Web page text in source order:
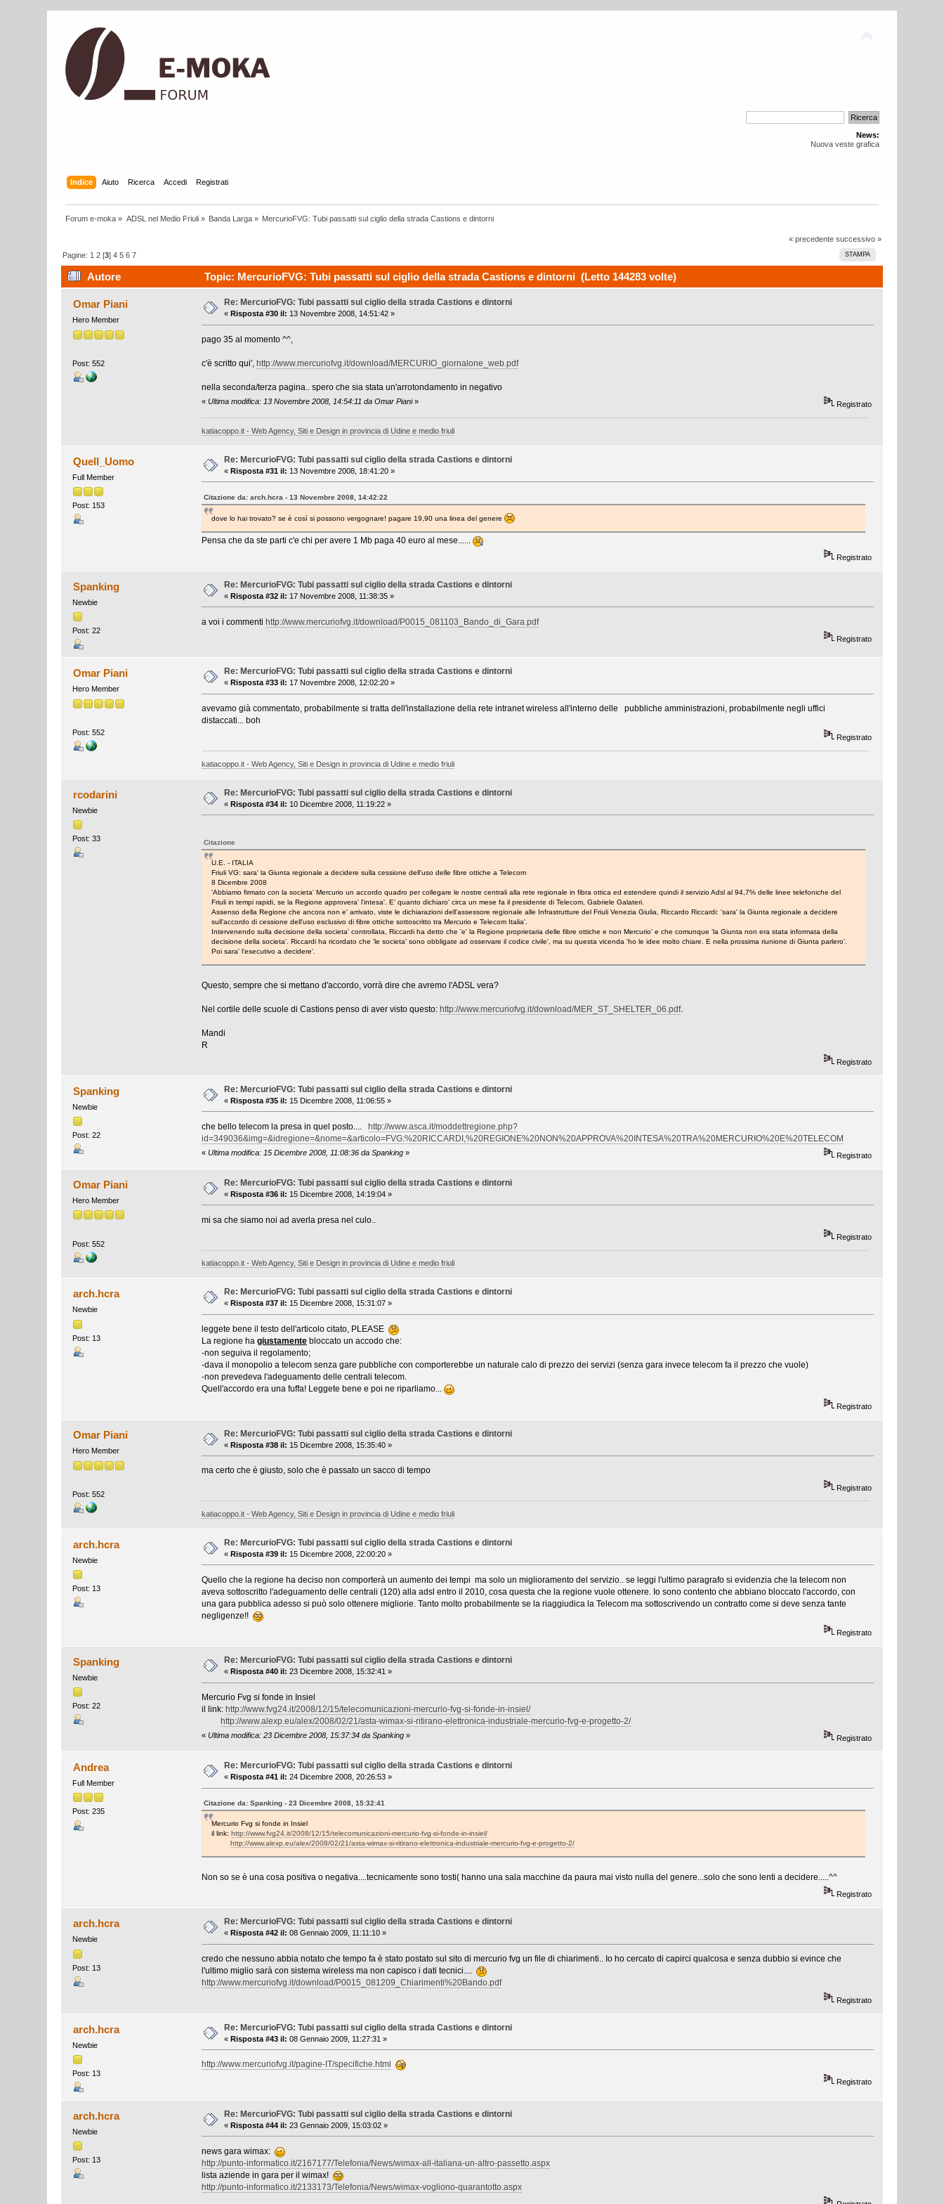
News:
Nuova veste grafica
Indice Aiuto Ricerca Accedi Registrati
Forum e-moka » ADSL nel Medio Friuli» Banda Larga » MercurioFVG: Tubi passatti sul ciglio della strada Castions e dintorni
« precedente successivo »
STAMPA
Pagine: 1 2 [3]4 5 6 7
Autore Topic: MercurioFVG: Tubi passatti sul ciglio della strada Castions e dintorni (Letto 144283 volte)
Omar Piani
Hero Member
Post: 552
Re: MercurioFVG: Tubi passatti sul ciglio della strada Castions e dintorni
« Risposta #30 il: 13 Novembre 2008, 14:51:42 »
pago 35 al momento ^^,
c'è scritto qui', http://www.mercuriofvg.it/download/MERCURIO_giornalone_web.pdf
nella seconda/terza pagina.. spero che sia stata un'arrotondamento in negativo
« Ultima modifica: 13 Novembre 2008, 14:54:11 da Omar Piani» Registrato
katiacoppo.it - Web Agency, Siti e Design in provincia di Udine e medio friuli
Quell_Uomo
Full Member
Post: 153
Re: MercurioFVG: Tubi passatti sul ciglio della strada Castions e dintorni
«Risposta #31 il: 13 Novembre 2008, 18:41:20 »
Citazione da: arch.hcra - 13 Novembre 2008, 14:42:22
dove lo hai trovato? se è così si possono vergognare! pagare 19,90 una linea del genere
Pensa che da ste parti c'e chi per avere 1 Mb paga 40 euro al mese......
Registrato
Spanking
Newbie
Post: 22
Re: MercurioFVG: Tubi passatti sul ciglio della strada Castions e dintorni
«Risposta #32 il: 17 Novembre 2008, 11:38:35 »
a voi i commenti http://www.mercuriofvg.it/download/P0015_081103_Bando_di_Gara.pdf
Registrato
Omar Piani
Hero Member
Post: 552
Re: MercurioFVG: Tubi passatti sul ciglio della strada Castions e dintorni
« Risposta #33 il: 17 Novembre 2008, 12:02:20 »
avevamo già commentato, probabilmente si tratta dell'installazione della rete intranet wireless all'interno delle pubbliche amministrazioni, probabilmente negli uffici
distaccati... boh
Registrato
katiacoppo.it - Web Agency, Siti e Design in provincia di Udine e medio friuli
rcodarini
Newbie
Post: 33
Re: MercurioFVG: Tubi passatti sul ciglio della strada Castions e dintorni
«Risposta #34 il: 10 Dicembre 2008, 11:19:22 »
Citazione
U.E. - ITALIA
Friuli VG: sara' la Giunta regionale a decidere sulla cessione dell'uso delle fibre ottiche a Telecom
8 Dicembre 2008
'Abbiamo firmato con la societa' Mercurio un accordo quadro per collegare le nostre centrali alla rete regionale in fibra ottica ed estendere quindi il servizio Adsl al 94,7% delle linee telefoniche del
Friuli in tempi rapidi, se la Regione approvera' l'intesa'. E' quanto dichiaro' circa un mese fa il presidente di Telecom, Gabriele Galateri.
Assenso della Regione che ancora non e' arrivato, viste le dichiarazioni dell'assessore regionale alle Infrastrutture del Friuli Venezia Giulia, Riccardo Riccardi: 'sara' la Giunta regionale a decidere
sull'accordo di cessione dell'uso esclusivo di fibre ottiche sottoscritto tra Mercurio e Telecom Italia'.
Intervenendo sulla decisione della societa' controllata, Riccardi ha detto che 'e' la Regione proprietaria delle fibre ottiche e non Mercurio' e che comunque 'la Giunta non era stata informata della
decisione della societa'. Riccardi ha ricordato che 'le societa' sono obbligate ad osservare il codice civile', ma su questa vicenda 'ho le idee molto chiare. E nella prossima riunione di Giunta parlero'.
Poi sara' l'esecutivo a decidere'.
Questo, sempre che si mettano d'accordo, vorrà dire che avremo l'ADSL vera?
Nel cortile delle scuole di Castions penso di aver visto questo: http://www.mercuriofvg.it/download/MER_ST_SHELTER_06.pdf.
Mandi
R
Registrato
Spanking
Newbie
Post: 22
Re: MercurioFVG: Tubi passatti sul ciglio della strada Castions e dintorni
«Risposta #35 il: 15 Dicembre 2008, 11:06:55 »
che bello telecom la presa in quel posto.... http://www.asca.it/moddettregione.php?
id=349036&img=&idregione=&nome=&articolo=FVG:%20RICCARDI,%20REGIONE%20NON%20APPROVA%20INTESA%20TRA%20MERCURIO%20E%20TELECOM
« Ultima modifica: 15 Dicembre 2008, 11:08:36 da Spanking» Registrato
Omar Piani
Hero Member
Post: 552
Re: MercurioFVG: Tubi passatti sul ciglio della strada Castions e dintorni
«Risposta #36 il: 15 Dicembre 2008, 14:19:04 »
mi sa che siamo noi ad averla presa nel culo..
Registrato
katiacoppo.it - Web Agency, Siti e Design in provincia di Udine e medio friuli
arch.hcra
Newbie
Post: 13
Re: MercurioFVG: Tubi passatti sul ciglio della strada Castions e dintorni
« Risposta #37 il: 15 Dicembre 2008, 15:31:07 »
leggete bene il testo dell'articolo citato, PLEASE
La regione ha giustamentebloccato un accodo che:
-non seguiva il regolamento;
-dava il monopolio a telecom senza gare pubbliche con comporterebbe un naturale calo di prezzo dei servizi (senza gara invece telecom fa il prezzo che vuole)
-non prevedeva l'adeguamento delle centrali telecom.
Quell'accordo era una fuffa! Leggete bene e poi ne riparliamo...
Registrato
Omar Piani
Hero Member
Post: 552
Re: MercurioFVG: Tubi passatti sul ciglio della strada Castions e dintorni
«Risposta #38 il: 15 Dicembre 2008, 15:35:40 »
ma certo che è giusto, solo che è passato un sacco di tempo
Registrato
katiacoppo.it - Web Agency, Siti e Design in provincia di Udine e medio friuli
arch.hcra
Newbie
Post: 13
Re: MercurioFVG: Tubi passatti sul ciglio della strada Castions e dintorni
«Risposta #39 il: 15 Dicembre 2008, 22:00:20 »
Quello che la regione ha deciso non comporterà un aumento dei tempi ma solo un miglioramento del servizio.. se leggi l'ultimo paragrafo si evidenzia che la telecom non
aveva sottoscritto l'adeguamento delle centrali (120) alla adsl entro il 2010, cosa questa che la regione vuole ottenere. Io sono contento che abbiano bloccato l'accordo, con
una gara pubblica adesso si può solo ottenere migliorie. Tanto molto probabilmente se la riaggiudica la Telecom ma sottoscrivendo un contratto come si deve senza tante
negligenze!!
Registrato
Spanking
Newbie
Post: 22
Re: MercurioFVG: Tubi passatti sul ciglio della strada Castions e dintorni
«Risposta #40 il: 23 Dicembre 2008, 15:32:41 »
Mercurio Fvg si fonde in Insiel
il link: http://www.fvg24.it/2008/12/15/telecomunicazioni-mercurio-fvg-si-fonde-in-insiel/
http://www.alexp.eu/alex/2008/02/21/asta-wimax-si-ritirano-elettronica-industriale-mercurio-fvg-e-progetto-2/
« Ultima modifica: 23 Dicembre 2008, 15:37:34 da Spanking» Registrato
Andrea
Full Member
Post: 235
Re: MercurioFVG: Tubi passatti sul ciglio della strada Castions e dintorni
« Risposta #41 il: 24 Dicembre 2008, 20:26:53 »
Citazione da: Spanking - 23 Dicembre 2008, 15:32:41
Mercurio Fvg si fonde in Insiel
il link: http://www.fvg24.it/2008/12/15/telecomunicazioni-mercurio-fvg-si-fonde-in-insiel/
http://www.alexp.eu/alex/2008/02/21/asta-wimax-si-ritirano-elettronica-industriale-mercurio-fvg-e-progetto-2/
Non so se è una cosa positiva o negativa....tecnicamente sono tosti( hanno una sala macchine da paura mai visto nulla del genere...solo che sono lenti a decidere.....^^
Registrato
arch.hcra
Newbie
Post: 13
Re: MercurioFVG: Tubi passatti sul ciglio della strada Castions e dintorni
« Risposta #42 il: 08 Gennaio 2009, 11:11:10 »
credo che nessuno abbia notato che tempo fa è stato postato sul sito di mercurio fvg un file di chiarimenti.. Io ho cercato di capirci qualcosa e senza dubbio si evince che
l'ultimo miglio sarà con sistema wireless ma non capisco i dati tecnici....
http://www.mercuriofvg.it/download/P0015_081209_Chiarimenti%20Bando.pdf
Registrato
arch.hcra
Newbie
Post: 13
Re: MercurioFVG: Tubi passatti sul ciglio della strada Castions e dintorni
«Risposta #43 il: 08 Gennaio 2009, 11:27:31 »
http://www.mercuriofvg.it/pagine-IT/specifiche.html
Registrato
arch.hcra
Newbie
Post: 13
Re: MercurioFVG: Tubi passatti sul ciglio della strada Castions e dintorni
«Risposta #44 il: 23 Gennaio 2009, 15:03:02 »
news gara wimax:
http://punto-informatico.it/2167177/Telefonia/News/wimax-all-italiana-un-altro-passetto.aspx
lista aziende in gara per il wimax!
http://punto-informatico.it/2133173/Telefonia/News/wimax-vogliono-quarantotto.aspx